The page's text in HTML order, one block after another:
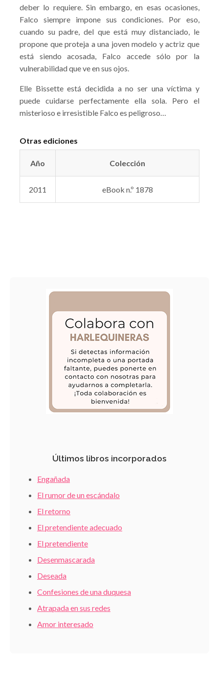
deber lo requiere. Sin embargo, en esas ocasiones,
Falco siempre impone sus condiciones. Por eso,
cuando su padre, del que está muy distanciado, le
propone que proteja a una joven modelo y actriz que
está siendo acosada, Falco accede sólo por la
vulnerabilidad que ve en sus ojos.
Elle Bissette está decidida a no ser una víctima y
puede cuidarse perfectamente ella sola. Pero el
misterioso e irresistible Falco es peligroso…
Otras ediciones
Año Colección
2011 eBook n.º 1878
Últimos libros incorporados
Engañada
El rumor de un escándalo
El retorno
El pretendiente adecuado
El pretendiente
Desenmascarada
Deseada
Confesiones de una duquesa
Atrapada en sus redes
Amor interesado